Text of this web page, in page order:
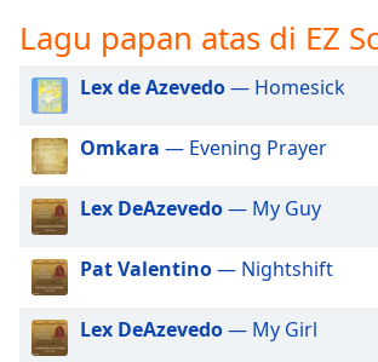
settings
dialog
subtitles
off
selected
Track
Picture-
in-
Picture
Fullscreen
This
Lagu papan atas di EZ
Lex de Azevedo— Homesick
Omkara — Evening Prayer
Lex DeAzevedo— My Guy
Pat Valentino— Nightshift
Lex DeAzevedo— My Girl